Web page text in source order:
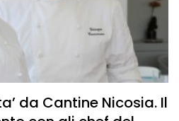
da Cantine Nicosia. Il